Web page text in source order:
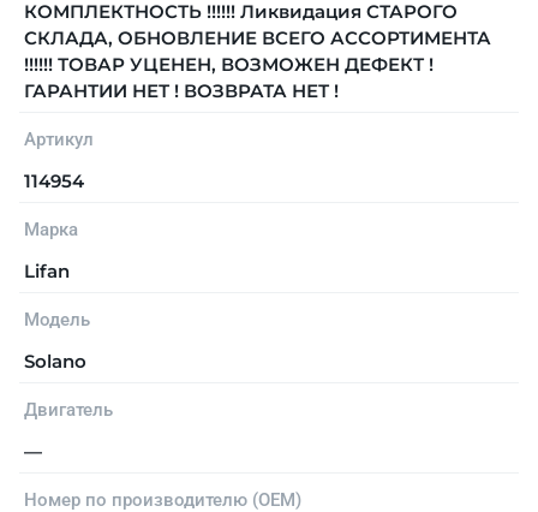
КОМПЛЕКТНОСТЬ !!!!!! Ликвидация СТАРОГО
СКЛАДА, ОБНОВЛЕНИЕ ВСЕГО АССОРТИМЕНТА
!!!!!! ТОВАР УЦЕНЕН, ВОЗМОЖЕН ДЕФЕКТ !
ГАРАНТИИ НЕТ ! ВОЗВРАТА НЕТ !
Артикул
114954
Марка
Lifan
Модель
Solano
Двигатель
—
Номер по производителю (OEM)